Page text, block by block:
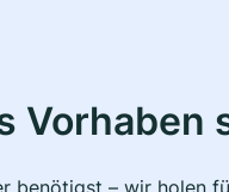
Vorhaben